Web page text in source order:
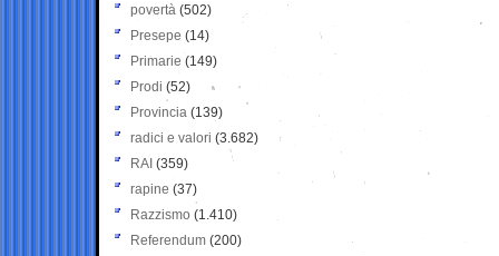
povertà (502)
Presepe (14)
Primarie (149)
Prodi (52)
Provincia (139)
radici e valori (3.682)
RAI (359)
rapine (37)
Razzismo (1.410)
Referendum (200)